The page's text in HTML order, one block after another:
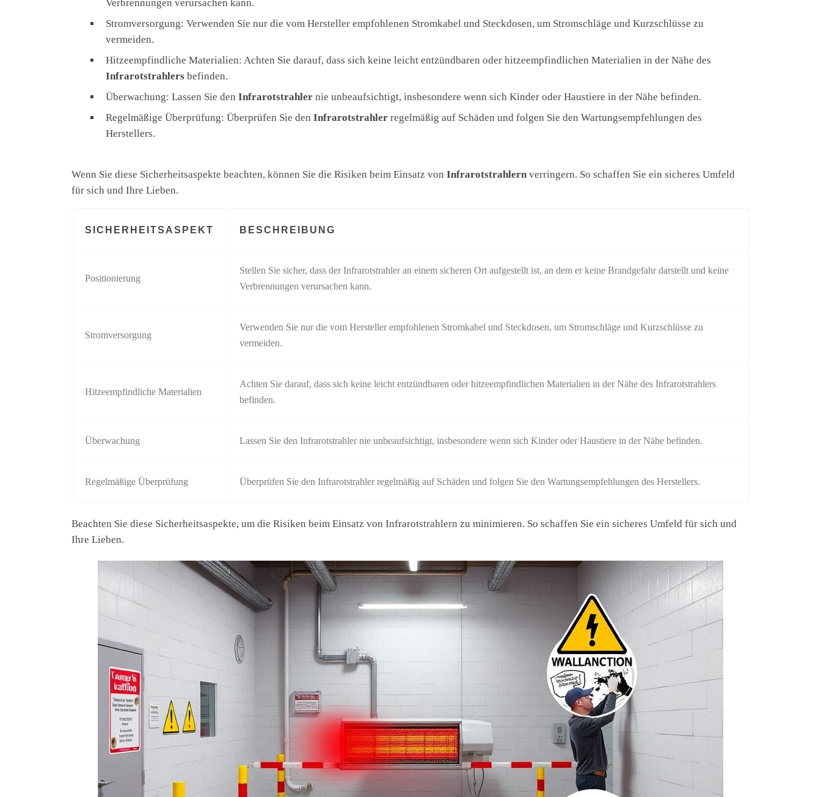
Verbrennungen verursachen kann.
Stromversorgung: Verwenden Sie nur die vom Hersteller empfohlenen Stromkabel und Steckdosen, um Stromschläge und Kurzschlüsse zu
vermeiden.
Hitzeempfindliche Materialien: Achten Sie darauf, dass sich keine leicht entzündbaren oder hitzeempfindlichen Materialien in der Nähe des
Infrarotstrahlers befinden.
Überwachung: Lassen Sie den Infrarotstrahler nie unbeaufsichtigt, insbesondere wenn sich Kinder oder Haustiere in der Nähe befinden.
Regelmäßige Überprüfung: Überprüfen Sie den Infrarotstrahler regelmäßig auf Schäden und folgen Sie den Wartungsempfehlungen des
Herstellers.
Wenn Sie diese Sicherheitsaspekte beachten, können Sie die Risiken beim Einsatz von Infrarotstrahlern verringern. So schaffen Sie ein sicheres Umfeld
für sich und Ihre Lieben.
SICHERHEITSASPEKT BESCHREIBUNG
Positionierung
Stellen Sie sicher, dass der Infrarotstrahler an einem sicheren Ort aufgestellt ist, an dem er keine Brandgefahr darstellt und keine
Verbrennungen verursachen kann.
Stromversorgung
Verwenden Sie nur die vom Hersteller empfohlenen Stromkabel und Steckdosen, um Stromschläge und Kurzschlüsse zu
vermeiden.
Hitzeempfindliche Materialien
Achten Sie darauf, dass sich keine leicht entzündbaren oder hitzeempfindlichen Materialien in der Nähe des Infrarotstrahlers
befinden.
Überwachung Lassen Sie den Infrarotstrahler nie unbeaufsichtigt, insbesondere wenn sich Kinder oder Haustiere in der Nähe befinden.
Regelmäßige Überprüfung Überprüfen Sie den Infrarotstrahler regelmäßig auf Schäden und folgen Sie den Wartungsempfehlungen des Herstellers.
Beachten Sie diese Sicherheitsaspekte, um die Risiken beim Einsatz von Infrarotstrahlern zu minimieren. So schaffen Sie ein sicheres Umfeld für sich und
Ihre Lieben.